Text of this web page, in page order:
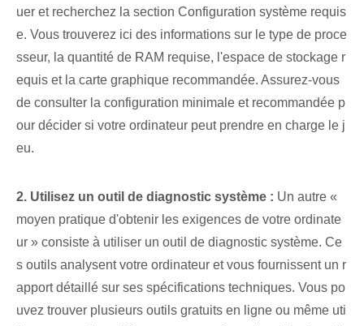
uer et recherchez la section Configuration système requis
e. Vous trouverez ici des informations sur le type de proce
sseur, la quantité de RAM requise, l'espace de stockage r
equis et la carte graphique recommandée. Assurez-vous
de consulter la configuration minimale et recommandée p
our décider si votre ordinateur peut prendre en charge le j
eu.
2. Utilisez un outil de diagnostic système : Un autre «
moyen pratique d'obtenir les exigences de votre ordinate
ur » consiste à utiliser un outil de diagnostic système. Ce
s outils analysent votre ordinateur et vous fournissent un r
apport détaillé sur ses spécifications techniques. Vous po
uvez trouver plusieurs outils gratuits en ligne ou même uti